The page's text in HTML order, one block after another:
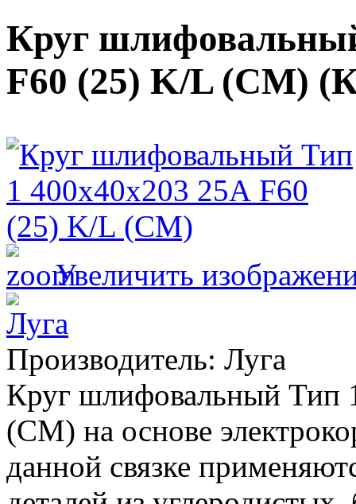
Круг
F60 (25) K/L (СМ)
Увеличить
Производитель: Луга
Круг шлифовальный Тип
(СМ) на основе
данной связке